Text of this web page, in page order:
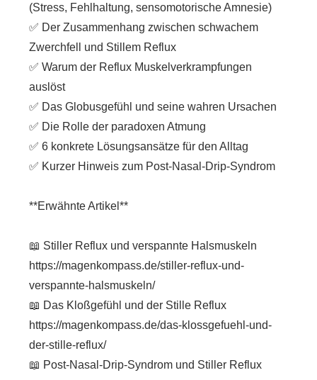
(Stress, Fehlhaltung, sensomotorische Amnesie)
✅ Der Zusammenhang zwischen schwachem
Zwerchfell und Stillem Reflux
✅ Warum der Reflux Muskelverkrampfungen
auslöst
✅ Das Globusgefühl und seine wahren Ursachen
✅ Die Rolle der paradoxen Atmung
✅ 6 konkrete Lösungsansätze für den Alltag
✅ Kurzer Hinweis zum Post-Nasal-Drip-Syndrom
**Erwähnte Artikel**
📖 Stiller Reflux und verspannte Halsmuskeln
https://magenkompass.de/stiller-reflux-und-
verspannte-halsmuskeln/
📖 Das Kloßgefühl und der Stille Reflux
https://magenkompass.de/das-klossgefuehl-und-
der-stille-reflux/
📖 Post-Nasal-Drip-Syndrom und Stiller Reflux